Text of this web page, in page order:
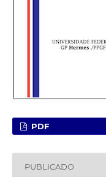
PDF
PUBLICADO